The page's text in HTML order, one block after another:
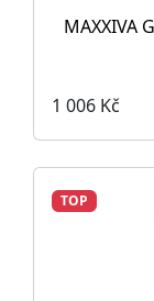
MAXXIVA
1 006 Kč
TOP